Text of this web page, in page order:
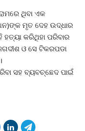
ଥିବା ଏକ
ମୃତ ଦେହ ଉଦ୍ଧାର
ହତ୍ୟା କରିଥିହା ପରିବାର
ଓ ସେ ଟିକରପଡା
ସହ ବ୍ୟବଚ୍ଛେଦ ପାଇଁ